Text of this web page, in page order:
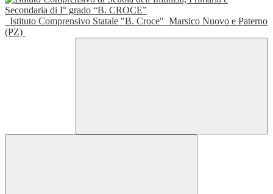
Istituto Comprensivo Statale "B. Croce" Marsico Nuovo e Paterno
(PZ)